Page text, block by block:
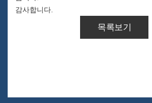
감사합니다.
목록보기